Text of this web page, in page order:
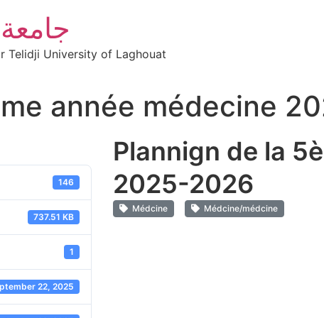
Telidji University of Laghouat
année médecine
146
737.51 KB
1
22, 2025
Plannign de la
2025-2026
Médcine Médcine/médcine